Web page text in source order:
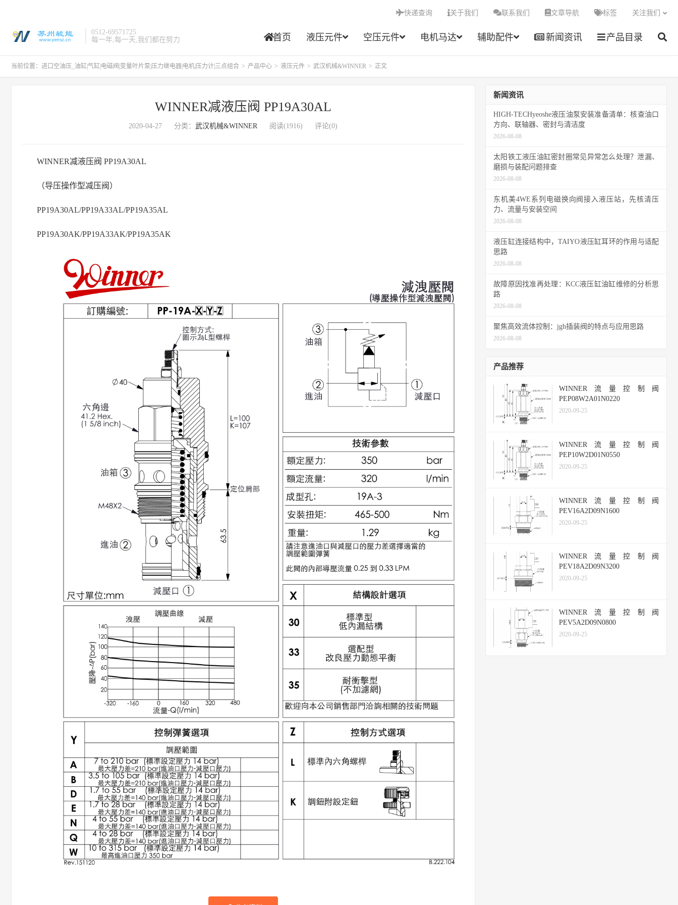
0512-69571725
每一年,每一天,我们都在努力
首页 液压元件 空压元件 电机马达 辅助配件 新闻资讯 产品目录
快递查询 关于我们 联系我们 文章导航 标签 关注我们
当前位置： 进口空油压_油缸|气缸|电磁阀|变量叶片泵|压力继电器|电机|压力计|三点组合 > 产品中心 > 液压元件 > 武汉机械&WINNER > 正文
WINNER减液压阀 PP19A30AL
2020-04-27 分类： 武汉机械&WINNER 阅读(1916) 评论(0)
WINNER减液压阀 PP19A30AL
（导压操作型减压阀）
PP19A30AL/PP19A33AL/PP19A35AL
PP19A30AK/PP19A33AK/PP19A35AK
新闻资讯
HIGH-TECHyeoshe液压油泵安装准备清单：核查油口
方向、联轴器、密封与清洁度
2026-08-08
太阳铁工液压油缸密封圈常见异常怎么处理？泄漏、
磨损与装配问题排查
2026-08-08
东机美4WE系列电磁换向阀接入液压站，先核清压
力、流量与安装空间
2026-08-08
液压缸连接结构中，TAIYO液压缸耳环的作用与适配
思路
2026-08-08
故障原因找准再处理：KCC液压缸油缸维修的分析思
路
2026-08-08
聚焦高效流体控制：jgh插装阀的特点与应用思路
2026-08-08
产品推荐
WINNER流量控制阀
PEP08W2A01N0220
2020-09-25
WINNER流量控制阀
PEP10W2D01N0550
2020-09-25
WINNER流量控制阀
PEV16A2D09N1600
2020-09-25
WINNER流量控制阀
PEV18A2D09N3200
2020-09-25
WINNER流量控制阀
PEV5A2D09N0800
2020-09-25